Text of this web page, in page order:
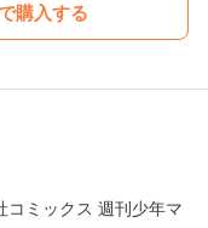
購入する
コミックス 週刊少年マ